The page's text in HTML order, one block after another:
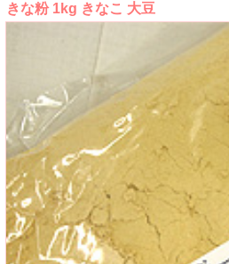
きな粉 1kg きなこ 大豆